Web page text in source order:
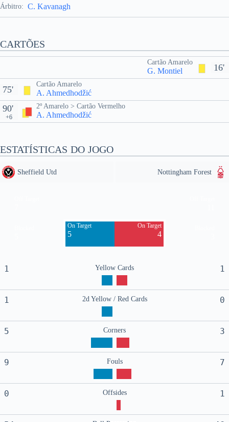
Árbitro: C. Kavanagh
CARTÕES
16'
Cartão Amarelo
G. Montiel
Cartão Amarelo
A. Ahmedhodžić
75'
2º Amarelo > Cartão Vermelho
A. Ahmedhodžić
90'
+6
ESTATÍSTICAS DO JOGO
Sheffield Utd Nottingham Forest
On Target
5
On Target
4
1 Yellow Cards 1
1 2d Yellow / Red Cards 0
5 Corners 3
9 Fouls 7
0 Offsides 1